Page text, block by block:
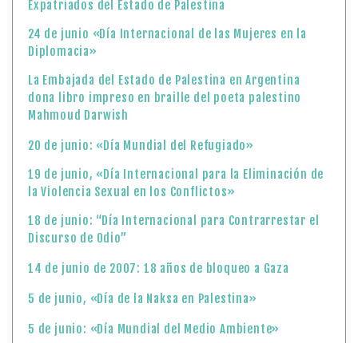
Expatriados del Estado de Palestina
24 de junio «Día Internacional de las Mujeres en la
Diplomacia»
La Embajada del Estado de Palestina en Argentina
dona libro impreso en braille del poeta palestino
Mahmoud Darwish
20 de junio: «Día Mundial del Refugiado»
19 de junio, «Día Internacional para la Eliminación de
la Violencia Sexual en los Conflictos»
18 de junio: “Día Internacional para Contrarrestar el
Discurso de Odio”
14 de junio de 2007: 18 años de bloqueo a Gaza
5 de junio, «Día de la Naksa en Palestina»
5 de junio: «Día Mundial del Medio Ambiente»